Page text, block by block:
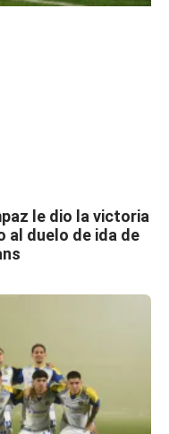
le dio la victoria
al duelo de ida de